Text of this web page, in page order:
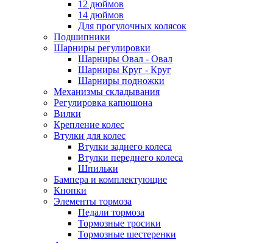
12 дюймов
14 дюймов
Для прогулочных колясок
Подшипники
Шарниры регулировки
Шарниры Овал - Овал
Шарниры Круг - Круг
Шарниры подножки
Механизмы складывания
Регулировка капюшона
Вилки
Крепление колес
Втулки для колес
Втулки заднего колеса
Втулки переднего колеса
Шпильки
Бампера и комплектующие
Кнопки
Элементы тормоза
Педали тормоза
Тормозные тросики
Тормозные шестеренки